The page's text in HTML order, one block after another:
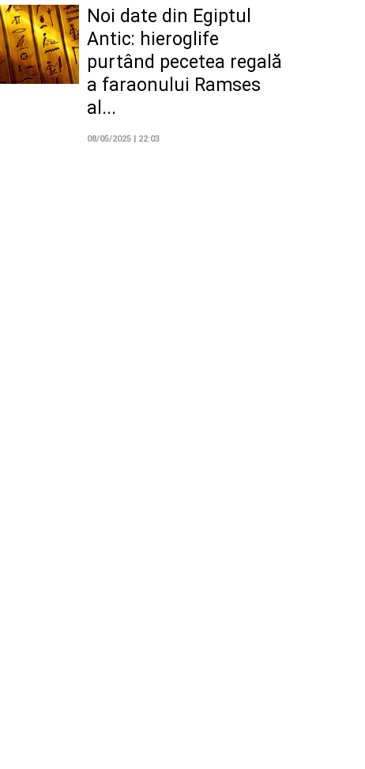
Noi date din Egiptul
Antic: hieroglife
purtând pecetea regală
a faraonului Ramses
al...
08/05/2025 | 22:03